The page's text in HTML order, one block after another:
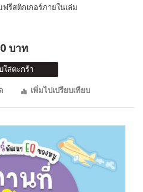
รีสติกเกอร์ภายในเล่ม
บาท
ใส่ตะกร้า
เพิ่มไปเปรียบเทียบ